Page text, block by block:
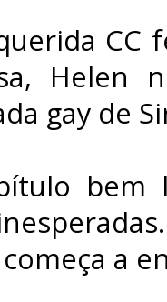
CC
Helen
gay de
começa a